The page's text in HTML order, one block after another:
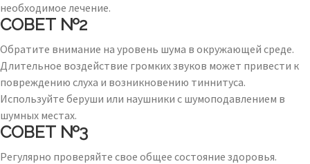
необходимое лечение.
СОВЕТ №2
Обратите внимание на уровень шума в окружающей среде.
Длительное воздействие громких звуков может привести к
повреждению слуха и возникновению тиннитуса.
Используйте беруши или наушники с шумоподавлением в
шумных местах.
СОВЕТ №3
Регулярно проверяйте свое общее состояние здоровья.